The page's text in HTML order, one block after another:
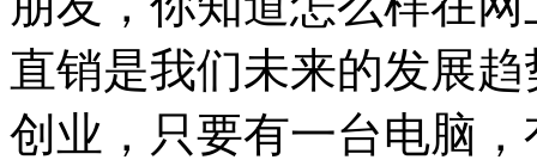
直销是我们未来的发展
创业，只要有一台电脑